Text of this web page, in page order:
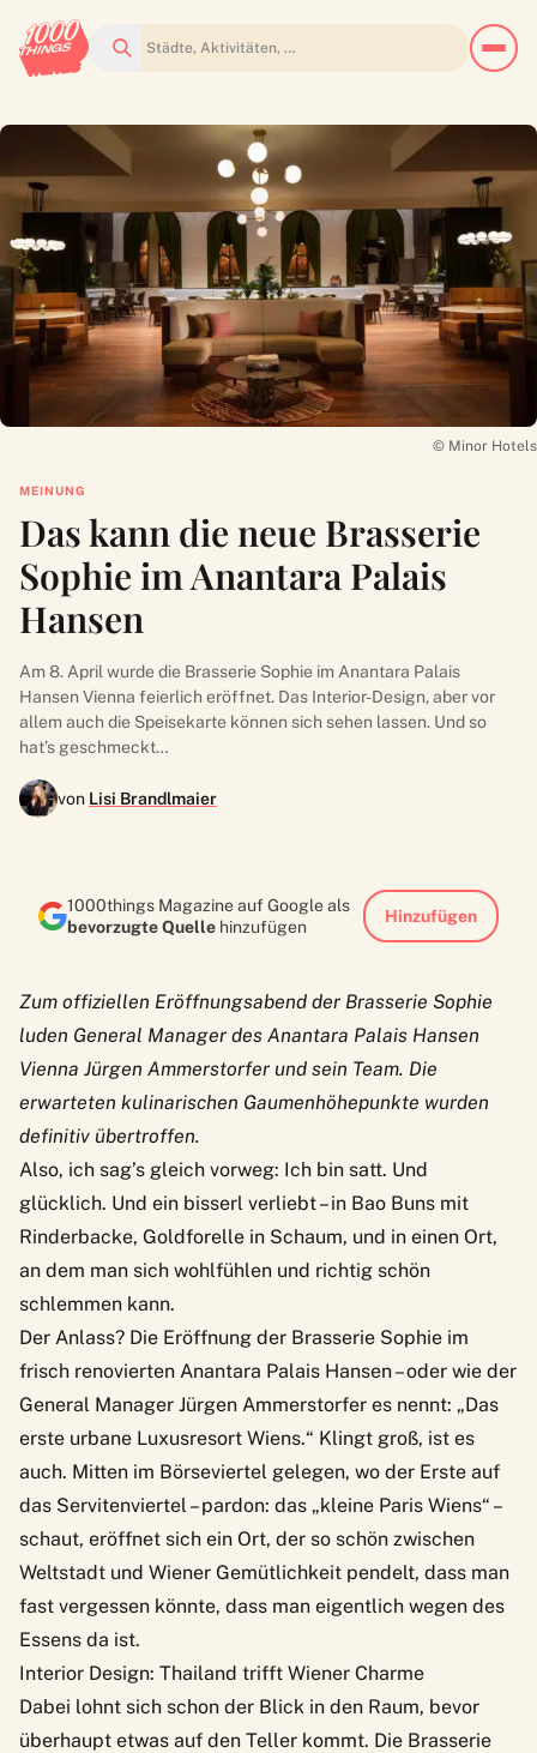
Suchen
© Minor Hotels
MEINUNG
Das kann die neue Brasserie
Sophie im Anantara Palais
Hansen
Am 8. April wurde die Brasserie Sophie im Anantara Palais
Hansen Vienna feierlich eröffnet. Das Interior-Design, aber vor
allem auch die Speisekarte können sich sehen lassen. Und so
hat’s geschmeckt…
von Lisi Brandlmaier
1000things Magazine auf Google als
bevorzugte Quelle hinzufügen
Hinzufügen
Zum offiziellen Eröffnungsabend der Brasserie Sophie
luden General Manager des Anantara Palais Hansen
Vienna Jürgen Ammerstorfer und sein Team. Die
erwarteten kulinarischen Gaumenhöhepunkte wurden
definitiv übertroffen.
Also, ich sag’s gleich vorweg: Ich bin satt. Und
glücklich. Und ein bisserl verliebt – in Bao Buns mit
Rinderbacke, Goldforelle in Schaum, und in einen Ort,
an dem man sich wohlfühlen und richtig schön
schlemmen kann.
Der Anlass? Die Eröffnung der Brasserie Sophie im
frisch renovierten Anantara Palais Hansen – oder wie der
General Manager Jürgen Ammerstorfer es nennt: „Das
erste urbane Luxusresort Wiens.“ Klingt groß, ist es
auch. Mitten im Börseviertel gelegen, wo der Erste auf
das Servitenviertel – pardon: das „kleine Paris Wiens“ –
schaut, eröffnet sich ein Ort, der so schön zwischen
Weltstadt und Wiener Gemütlichkeit pendelt, dass man
fast vergessen könnte, dass man eigentlich wegen des
Essens da ist.
Interior Design: Thailand trifft Wiener Charme
Dabei lohnt sich schon der Blick in den Raum, bevor
überhaupt etwas auf den Teller kommt. Die Brasserie